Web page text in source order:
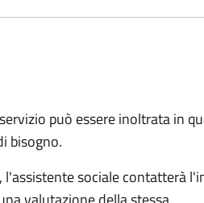
può essere inoltrata in
bisogno.
sociale contatterà